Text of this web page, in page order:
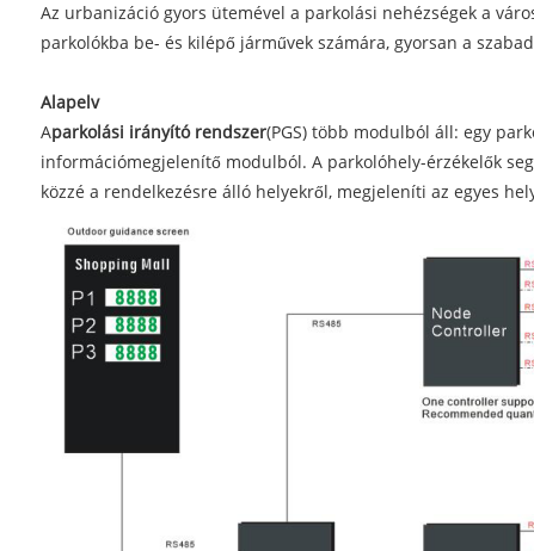
Az urbanizáció gyors ütemével a parkolási nehézségek a
parkolókba be- és kilépő járművek számára, gyorsan a
Alapelv
Aparkolási irányító rendszer(PGS) több modulból áll: egy
információmegjelenítő modulból. A parkolóhely-érzékelők
közzé a rendelkezésre álló helyekről, megjeleníti az egyes